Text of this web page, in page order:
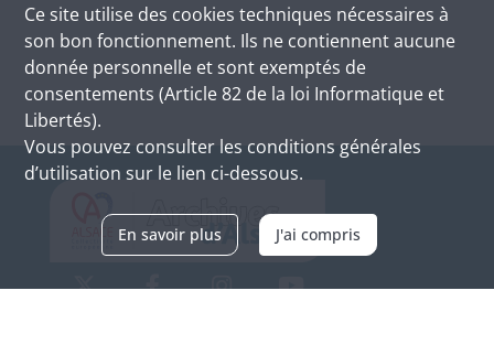
Ce site utilise des cookies techniques nécessaires à
son bon fonctionnement. Ils ne contiennent aucune
donnée personnelle et sont exemptés de
consentements (Article 82 de la loi Informatique et
Libertés).
Vous pouvez consulter les conditions générales
d’utilisation sur le lien ci-dessous.
En savoir plus J'ai compris